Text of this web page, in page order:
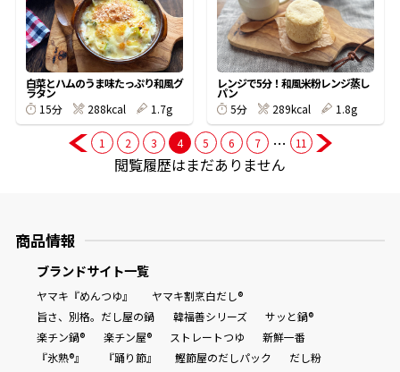
氷熟®︎
だしパック
白菜とハムのうま味たっぷり和風グ
ラタン
15分
288kcal 1.7g
レンジで5分！和風米粉レンジ蒸し
パン
5分
289kcal 1.8g
1 2 3 4 5 6 7 … 11
閲覧履歴はまだありません
商品情報
ブランドサイト一覧
ヤマキ『めんつゆ』
ヤマキ割烹白だし®
旨さ、別格。だし屋の鍋
韓福善シリーズ
サッと鍋®
楽チン鍋®
楽チン屋® ストレートつゆ
新鮮一番
『氷熟®』
『踊り節』 鰹節屋のだしパック だし粉